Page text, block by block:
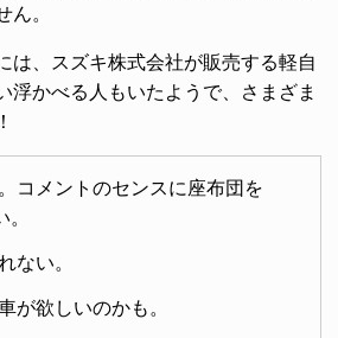
ん。
は、スズキ株式会社が販売する軽自
浮かべる人もいたようで、さまざま
コメントのセンスに座布団を
ない。
が欲しいのかも。